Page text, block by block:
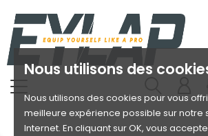
Nous utilisons des
Nous utilisons des cookies pour vous
meilleure expérience possible sur notre
Internet. En cliquant sur OK, vous